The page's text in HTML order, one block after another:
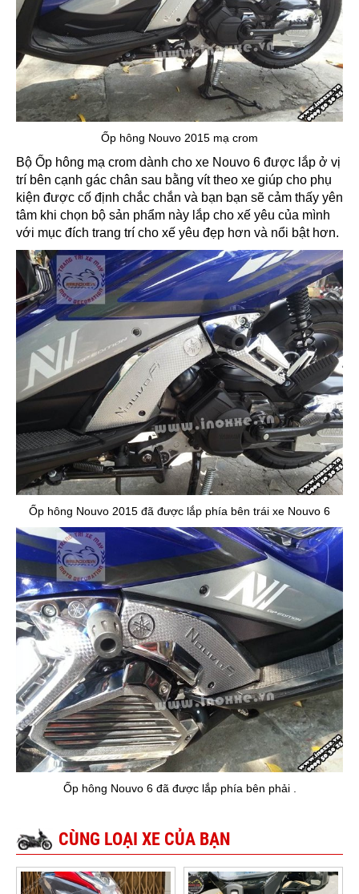
Ốp hông Nouvo 2015 mạ crom
Bộ Ốp hông mạ crom dành cho xe Nouvo 6 được lắp ở vị
trí bên cạnh gác chân sau bằng vít theo xe giúp cho phụ
kiện được cố định chắc chắn và bạn bạn sẽ cảm thấy yên
tâm khi chọn bộ sản phẩm này lắp cho xế yêu của mình
với mục đích trang trí cho xế yêu đẹp hơn và nổi bật hơn.
Ốp hông Nouvo 2015 đã được lắp phía bên trái xe Nouvo 6
Ốp hông Nouvo 6 đã được lắp phía bên phải .
CÙNG LOẠI XE CỦA BẠN